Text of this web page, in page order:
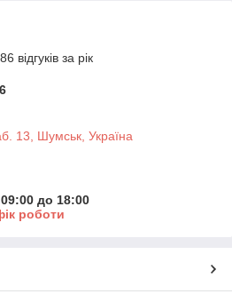
відгуків за рік
13, Шумськ, Україна
до 18:00
роботи